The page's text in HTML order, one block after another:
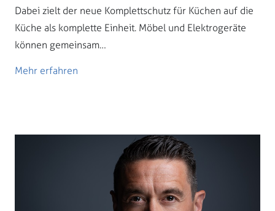
Dabei zielt der neue Komplettschutz für Küchen auf die
Küche als komplette Einheit. Möbel und Elektrogeräte
können gemeinsam…
Mehr erfahren